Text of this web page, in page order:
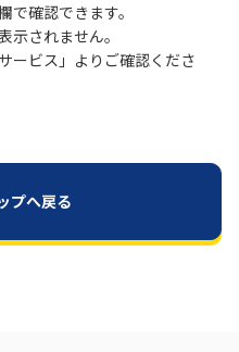
工事・故障情報通知
サービス
で確認できます。
されません。
ービス」よりご確認くださ
プへ戻る